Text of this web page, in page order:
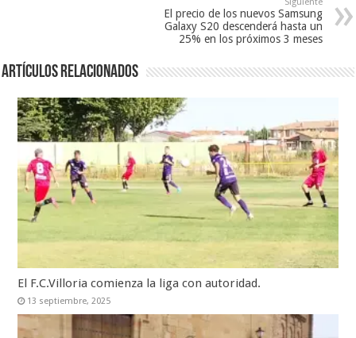
El precio de los nuevos Samsung
Galaxy S20 descenderá hasta un
25% en los próximos 3 meses
Artículos relacionados
El F.C.Villoria comienza la liga con autoridad.
13 septiembre, 2025